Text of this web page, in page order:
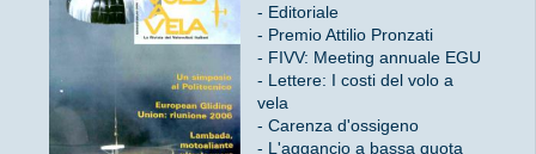
- Editoriale
- Premio Attilio Pronzati
- FIVV: Meeting annuale EGU
- Lettere: I costi del volo a
vela
- Carenza d'ossigeno
- L'aggancio a bassa quota